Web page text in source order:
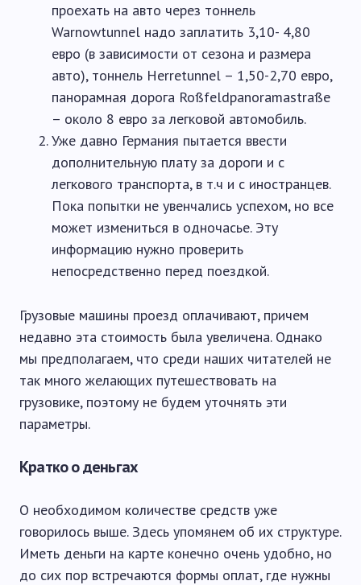
проехать на авто через тоннель
Warnowtunnel надо заплатить 3,10- 4,80
евро (в зависимости от сезона и размера
авто), тоннель Herretunnel – 1,50-2,70 евро,
панорамная дорога Roßfeldpanoramastraße
– около 8 евро за легковой автомобиль.
Уже давно Германия пытается ввести
дополнительную плату за дороги и с
легкового транспорта, в т.ч и с иностранцев.
Пока попытки не увенчались успехом, но все
может измениться в одночасье. Эту
информацию нужно проверить
непосредственно перед поездкой.
Грузовые машины проезд оплачивают, причем
недавно эта стоимость была увеличена. Однако
мы предполагаем, что среди наших читателей не
так много желающих путешествовать на
грузовике, поэтому не будем уточнять эти
параметры.
Кратко о деньгах
О необходимом количестве средств уже
говорилось выше. Здесь упомянем об их структуре.
Иметь деньги на карте конечно очень удобно, но
до сих пор встречаются формы оплат, где нужны